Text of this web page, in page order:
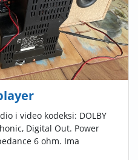
i video kodeksi: DOLBY
Digital Out. Power
6 ohm. Ima